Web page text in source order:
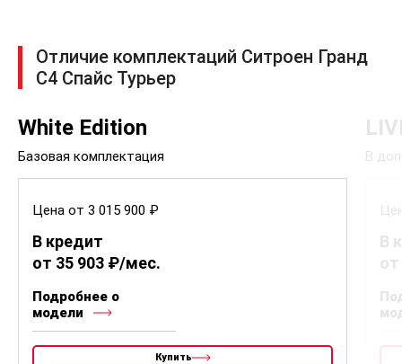
Отличие комплектаций Ситроен Гранд
С4 Спайс Турьер
White Edition
Базовая комплектация
Цена от 3 015 900 ₽
В кредит
от 35 903 ₽/мес.
Подробнее о
модели
Купить
В
В